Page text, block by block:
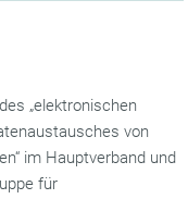
„elektronischen
von
im Hauptverband und
für